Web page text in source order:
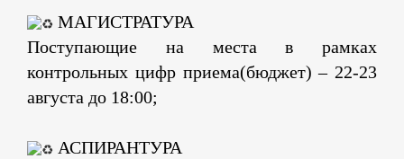
МАГИСТРАТУРА
Поступающие на места в рамках
контрольных цифр приема(бюджет) – 22-23
августа до 18:00;
АСПИРАНТУРА